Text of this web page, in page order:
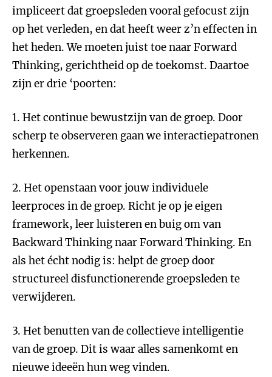
impliceert dat groepsleden vooral gefocust zijn
op het verleden, en dat heeft weer z’n effecten in
het heden. We moeten juist toe naar Forward
Thinking, gerichtheid op de toekomst. Daartoe
zijn er drie ‘poorten:
1. Het continue bewustzijn van de groep. Door
scherp te observeren gaan we interactiepatronen
herkennen.
2. Het openstaan voor jouw individuele
leerproces in de groep. Richt je op je eigen
framework, leer luisteren en buig om van
Backward Thinking naar Forward Thinking. En
als het écht nodig is: helpt de groep door
structureel disfunctionerende groepsleden te
verwijderen.
3. Het benutten van de collectieve intelligentie
van de groep. Dit is waar alles samenkomt en
nieuwe ideeën hun weg vinden.